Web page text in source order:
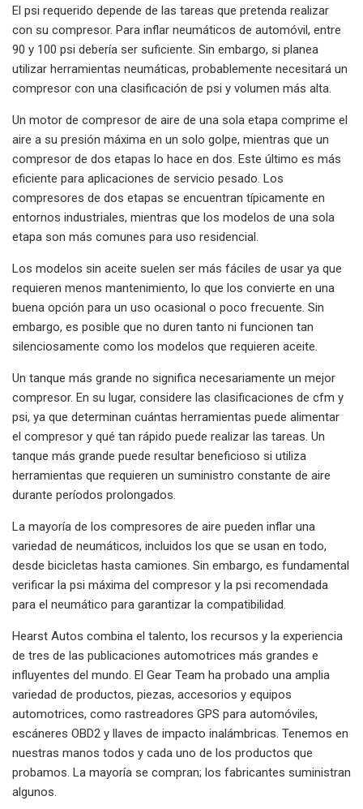
El psi requerido depende de las tareas que pretenda realizar
con su compresor. Para inflar neumáticos de automóvil, entre
90 y 100 psi debería ser suficiente. Sin embargo, si planea
utilizar herramientas neumáticas, probablemente necesitará un
compresor con una clasificación de psi y volumen más alta.
Un motor de compresor de aire de una sola etapa comprime el
aire a su presión máxima en un solo golpe, mientras que un
compresor de dos etapas lo hace en dos. Este último es más
eficiente para aplicaciones de servicio pesado. Los
compresores de dos etapas se encuentran típicamente en
entornos industriales, mientras que los modelos de una sola
etapa son más comunes para uso residencial.
Los modelos sin aceite suelen ser más fáciles de usar ya que
requieren menos mantenimiento, lo que los convierte en una
buena opción para un uso ocasional o poco frecuente. Sin
embargo, es posible que no duren tanto ni funcionen tan
silenciosamente como los modelos que requieren aceite.
Un tanque más grande no significa necesariamente un mejor
compresor. En su lugar, considere las clasificaciones de cfm y
psi, ya que determinan cuántas herramientas puede alimentar
el compresor y qué tan rápido puede realizar las tareas. Un
tanque más grande puede resultar beneficioso si utiliza
herramientas que requieren un suministro constante de aire
durante períodos prolongados.
La mayoría de los compresores de aire pueden inflar una
variedad de neumáticos, incluidos los que se usan en todo,
desde bicicletas hasta camiones. Sin embargo, es fundamental
verificar la psi máxima del compresor y la psi recomendada
para el neumático para garantizar la compatibilidad.
Hearst Autos combina el talento, los recursos y la experiencia
de tres de las publicaciones automotrices más grandes e
influyentes del mundo. El Gear Team ha probado una amplia
variedad de productos, piezas, accesorios y equipos
automotrices, como rastreadores GPS para automóviles,
escáneres OBD2 y llaves de impacto inalámbricas. Tenemos en
nuestras manos todos y cada uno de los productos que
probamos. La mayoría se compran; los fabricantes suministran
algunos.